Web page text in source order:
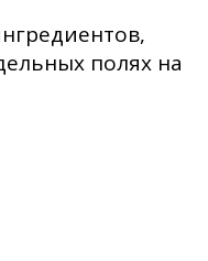
полях на